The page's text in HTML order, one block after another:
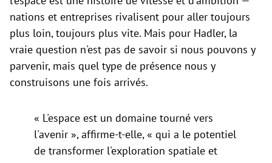
nations et entreprises rivalisent pour aller toujours
plus loin, toujours plus vite. Mais pour Hadler, la
vraie question n'est pas de savoir si nous pouvons y
parvenir, mais quel type de présence nous y
construisons une fois arrivés.
« L'espace est un domaine tourné vers
l'avenir », affirme-t-elle, « qui a le potentiel
de transformer l'exploration spatiale et